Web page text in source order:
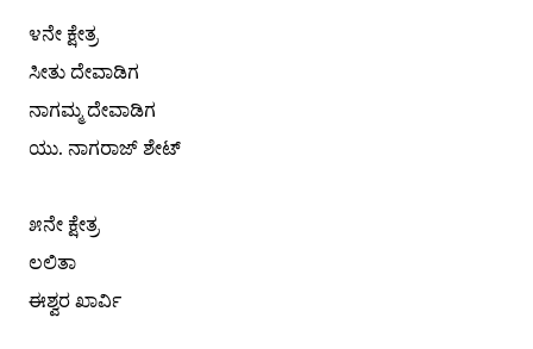
೪ನೇ ಕ್ಷೇತ್ರ
ಸೀತು ದೇವಾಡಿಗ
ನಾಗಮ್ಮ ದೇವಾಡಿಗ
ಯು. ನಾಗರಾಜ್ ಶೇಟ್
೫ನೇ ಕ್ಷೇತ್ರ
ಲಲಿತಾ
ಈಶ್ವರ ಖಾರ್ವಿ